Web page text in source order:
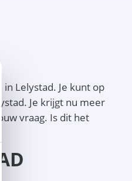
Lelystad. Je kunt op
Je krijgt nu meer
vraag. Is dit het